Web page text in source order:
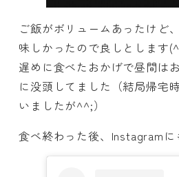
ご飯がボリュームあったけど
味しかったので良しとします
遅めに食べたおかげで昼間は
に没頭してました（結局帰宅
いましたが^^;）
食べ終わった後、Instagramに